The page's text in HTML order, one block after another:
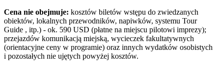
Cena nie obejmuje: kosztów biletów wstępu do zwiedzanych
obiektów, lokalnych przewodników, napiwków, systemu Tour
Guide , itp.) - ok. 590 USD (płatne na miejscu pilotowi imprezy);
przejazdów komunikacją miejską, wycieczek fakultatywnych
(orientacyjne ceny w programie) oraz innych wydatków osobistych
i pozostałych nie ujętych powyżej kosztów.